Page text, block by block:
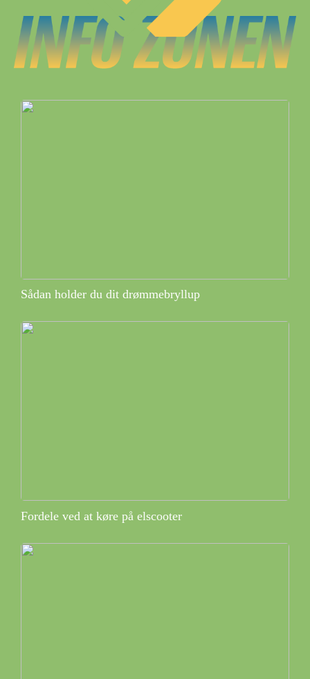
Sådan holder du dit drømmebryllup
Fordele ved at køre på elscooter